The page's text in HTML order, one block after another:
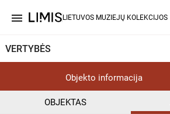
menu LIETUVOS MUZIEJŲ KOLEKCIJOS
VERTYBĖS
Objekto informacija
OBJEKTAS